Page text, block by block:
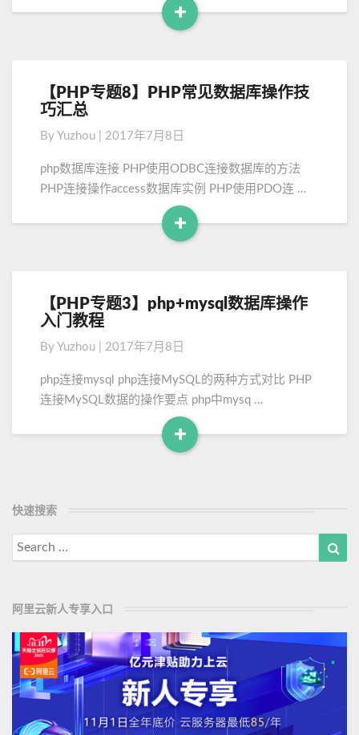
+
R
d
o
e
P
H
专
题
数
据
操
作
【PHP专题8】PHP常见数据库操作技
巧汇总
By Yuzhou 2017年7月8日
php数据库连接 PHP使用ODBC连接数据库的方法
PHP连接操作access数据库实例 PHP使用PDO连 …
+
R
d
o
e
P
H
专
题
m
y
s
数
库
操
作
入
教
【PHP专题3】php+mysql数据库操作
入门教程
By Yuzhou 2017年7月8日
php连接mysql php连接MySQL的两种方式对比 PHP
连接MySQL数据的操作要点 php中mysq …
+
R
M
o
快速搜索
Search
for:
阿里云新人专享入口